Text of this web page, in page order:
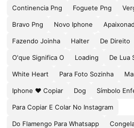
Continencia Png Foguete Png
Bravo Png Novo Iphone
Fazendo Joinha Halter De Direito
O'que Significa O Loading De Lua
White Heart Para Foto Sozinha
Iphone ❤️ Copiar Dog Símbolo
Para Copiar E Colar No Instagram
Do Flamengo Para Whatsapp